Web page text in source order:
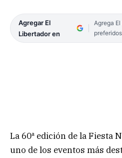
Agregar El
Libertador en
Agrega
La 60ª edición de la Fiesta
uno de los eventos más